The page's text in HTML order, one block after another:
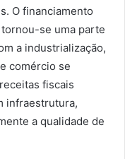
O financiamento
se uma parte
a industrialização,
comércio se
fiscais
infraestrutura,
a qualidade de